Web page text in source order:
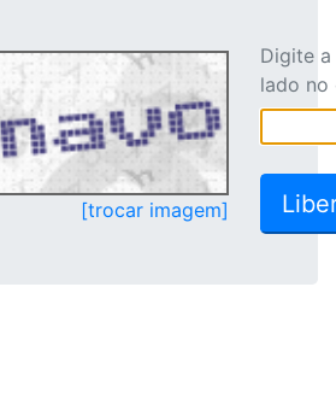
[trocar imagem]
Digite
lado no